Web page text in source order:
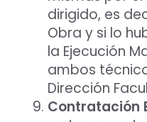
dirigido, es
Obra y si lo
la Ejecución
ambos
Dirección
Contratación